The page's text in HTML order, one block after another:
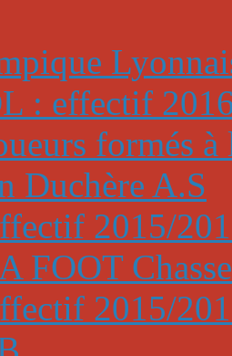
: effectif
formés
Duchère A.S
2015/
FOOT
2015/